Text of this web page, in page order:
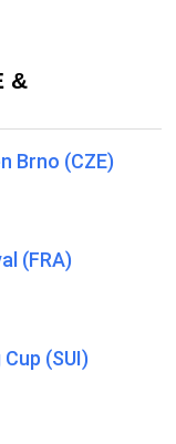
&
Brno (CZE)
(FRA)
(SUI)